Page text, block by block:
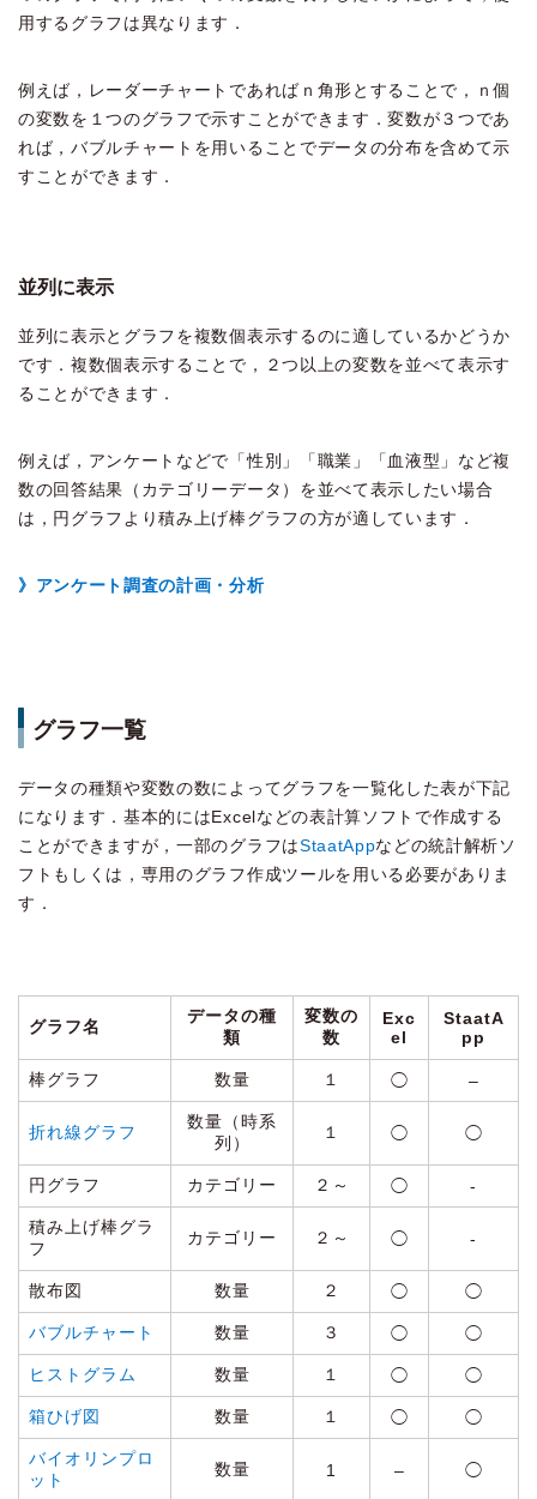
用するグラフは異なります．
例えば，レーダーチャートであればｎ角形とすることで，ｎ個
の変数を１つのグラフで示すことができます．変数が３つであ
れば，バブルチャートを用いることでデータの分布を含めて示
すことができます．
並列に表示
並列に表示とグラフを複数個表示するのに適しているかどうか
です．複数個表示することで，２つ以上の変数を並べて表示す
ることができます．
例えば，アンケートなどで「性別」「職業」「血液型」など複
数の回答結果（カテゴリーデータ）を並べて表示したい場合
は，円グラフより積み上げ棒グラフの方が適しています．
》アンケート調査の計画・分析
グラフ一覧
データの種類や変数の数によってグラフを一覧化した表が下記
になります．基本的にはExcelなどの表計算ソフトで作成する
ことができますが，一部のグラフはStaatAppなどの統計解析ソ
フトもしくは，専用のグラフ作成ツールを用いる必要がありま
す．
グラフ名
データの種
類
変数の
数
Exc
el
StaatA
pp
棒グラフ 数量 １ ◯ –
折れ線グラフ
数量（時系
列）
１ ◯ ◯
円グラフ カテゴリー ２～ ◯ ‐
積み上げ棒グラ
フ
カテゴリー ２～ ◯ ‐
散布図 数量 ２ ◯ ◯
バブルチャート 数量 ３ ◯ ◯
ヒストグラム 数量 １ ◯ ◯
箱ひげ図 数量 １ ◯ ◯
バイオリンプロ
ット
数量 1 – ◯